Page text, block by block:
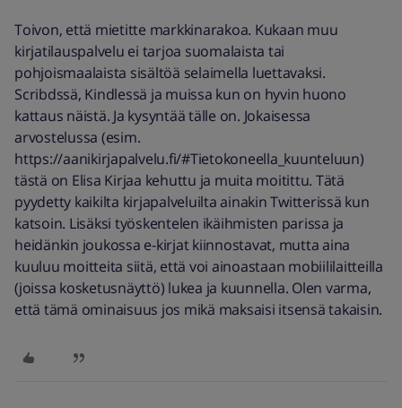
Toivon, että mietitte markkinarakoa. Kukaan muu
kirjatilauspalvelu ei tarjoa suomalaista tai
pohjoismaalaista sisältöä selaimella luettavaksi.
Scribdssä, Kindlessä ja muissa kun on hyvin huono
kattaus näistä. Ja kysyntää tälle on. Jokaisessa
arvostelussa (esim.
https://aanikirjapalvelu.fi/#Tietokoneella_kuunteluun)
tästä on Elisa Kirjaa kehuttu ja muita moitittu. Tätä
pyydetty kaikilta kirjapalveluilta ainakin Twitterissä kun
katsoin. Lisäksi työskentelen ikäihmisten parissa ja
heidänkin joukossa e-kirjat kiinnostavat, mutta aina
kuuluu moitteita siitä, että voi ainoastaan mobiililaitteilla
(joissa kosketusnäyttö) lukea ja kuunnella. Olen varma,
että tämä ominaisuus jos mikä maksaisi itsensä takaisin.